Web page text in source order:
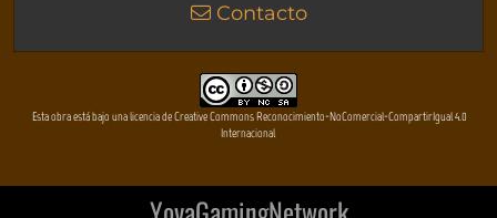
Contacto
Esta obra está bajo una licencia de Creative Commons Reconocimiento-NoComercial-CompartirIgual 4.0
Internacional